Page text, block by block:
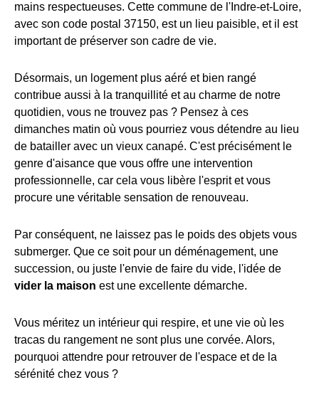
mains respectueuses. Cette commune de l'Indre-et-Loire,
avec son code postal 37150, est un lieu paisible, et il est
important de préserver son cadre de vie.
Désormais, un logement plus aéré et bien rangé
contribue aussi à la tranquillité et au charme de notre
quotidien, vous ne trouvez pas ? Pensez à ces
dimanches matin où vous pourriez vous détendre au lieu
de batailler avec un vieux canapé. C'est précisément le
genre d'aisance que vous offre une intervention
professionnelle, car cela vous libère l'esprit et vous
procure une véritable sensation de renouveau.
Par conséquent, ne laissez pas le poids des objets vous
submerger. Que ce soit pour un déménagement, une
succession, ou juste l'envie de faire du vide, l'idée de
vider la maison est une excellente démarche.
Vous méritez un intérieur qui respire, et une vie où les
tracas du rangement ne sont plus une corvée. Alors,
pourquoi attendre pour retrouver de l'espace et de la
sérénité chez vous ?